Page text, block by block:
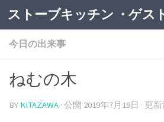
今日の出来事
ねむの木
BY KITAZAWA · 公開 2019年7月19日 · 更